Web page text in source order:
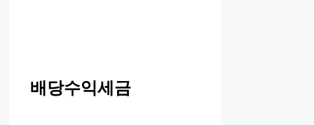
배당수익세금